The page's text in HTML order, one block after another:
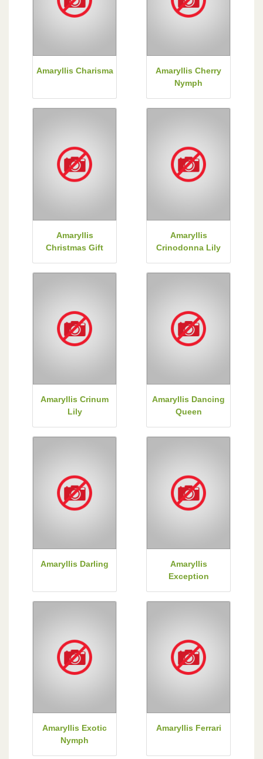
Amaryllis Charisma
Amaryllis Cherry
Nymph
Amaryllis
Christmas Gift
Amaryllis
Crinodonna Lily
Amaryllis Crinum
Lily
Amaryllis Dancing
Queen
Amaryllis Darling
Amaryllis
Exception
Amaryllis Exotic
Nymph
Amaryllis Ferrari